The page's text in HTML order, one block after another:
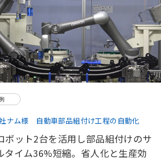
ナム様 自動車部品組付け工程の自動化
ボット2台を活用し部品組付けのサ
タイム36%短縮。省人化と生産効